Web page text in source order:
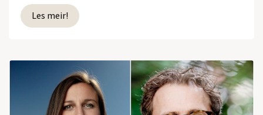
Les meir!